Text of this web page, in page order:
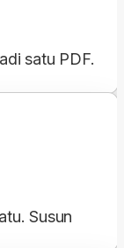
satu PDF.
Susun